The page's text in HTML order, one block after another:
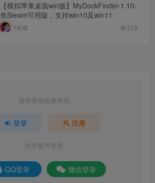
【模拟苹果桌面win版】MyDockFinder-1.10-
免Steam可用版，支持win10及win11
1年前 212
请登录后发表评论
登录 注册
社交账号登录
QQ登录 微信登录